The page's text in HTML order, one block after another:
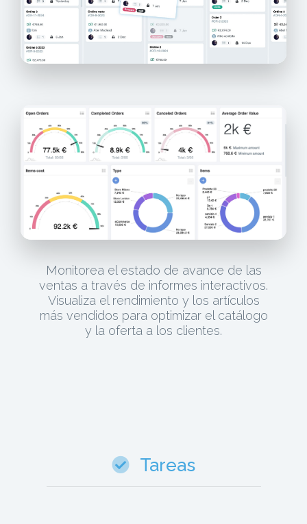
Monitorea el estado de avance de las
ventas a través de informes interactivos.
Visualiza el rendimiento y los artículos
más vendidos para optimizar el catálogo
y la oferta a los clientes.
Tareas